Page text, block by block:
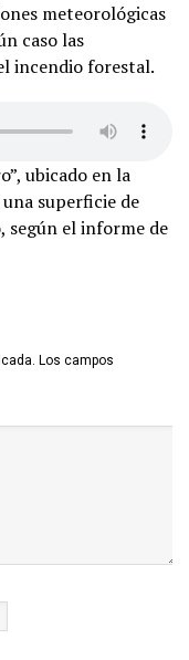
meteorológicas
caso las
incendio forestal.
ubicado en la
superficie de
según el informe de
Los campos